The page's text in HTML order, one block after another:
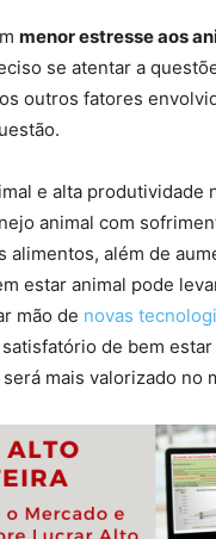
menor estresse aos
se atentar a
outros fatores
e alta produtividade
animal com
além de
estar animal pode
mão de novas
de bem
mais valorizado no